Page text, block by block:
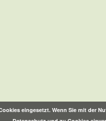
eingesetzt. Wenn Sie mit der